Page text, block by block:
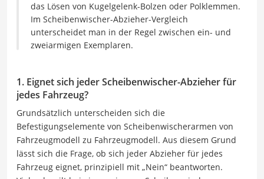
das Lösen von Kugelgelenk-Bolzen oder Polklemmen.
Im Scheibenwischer-Abzieher-Vergleich
unterscheidet man in der Regel zwischen ein- und
zweiarmigen Exemplaren.
1. Eignet sich jeder Scheibenwischer-Abzieher für
jedes Fahrzeug?
Grundsätzlich unterscheiden sich die
Befestigungselemente von Scheibenwischerarmen von
Fahrzeugmodell zu Fahrzeugmodell. Aus diesem Grund
lässt sich die Frage, ob sich jeder Abzieher für jedes
Fahrzeug eignet, prinzipiell mit „Nein“ beantworten.